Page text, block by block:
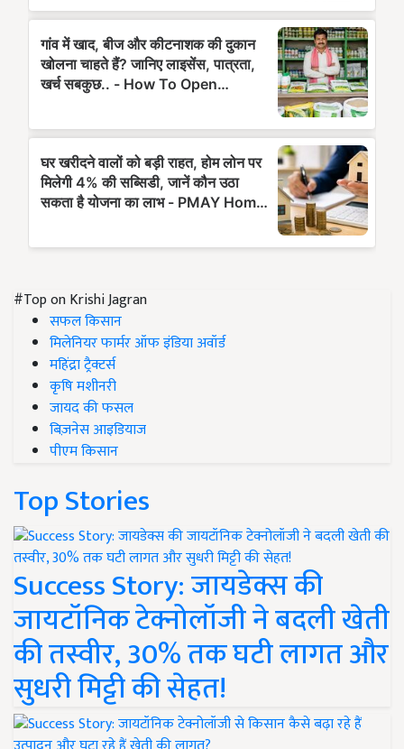
#Top on Krishi Jagran
सफल किसान
मिलेनियर फार्मर ऑफ इंडिया अवॉर्ड
महिंद्रा ट्रैक्टर्स
कृषि मशीनरी
जायद की फसल
बिज़नेस आइडियाज
पीएम किसान
Top Stories
Success Story: जायडेक्स की
जायटॉनिक टेक्नोलॉजी ने बदली खेती
की तस्वीर, 30% तक घटी लागत और
सुधरी मिट्टी की सेहत!